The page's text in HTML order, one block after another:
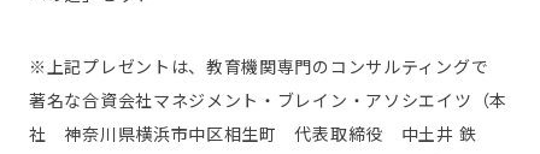
※上記プレゼントは、教育機関専門のコンサルティングで
著名な合資会社マネジメント・ブレイン・アソシエイツ（本
社 神奈川県横浜市中区相生町 代表取締役 中土井 鉄